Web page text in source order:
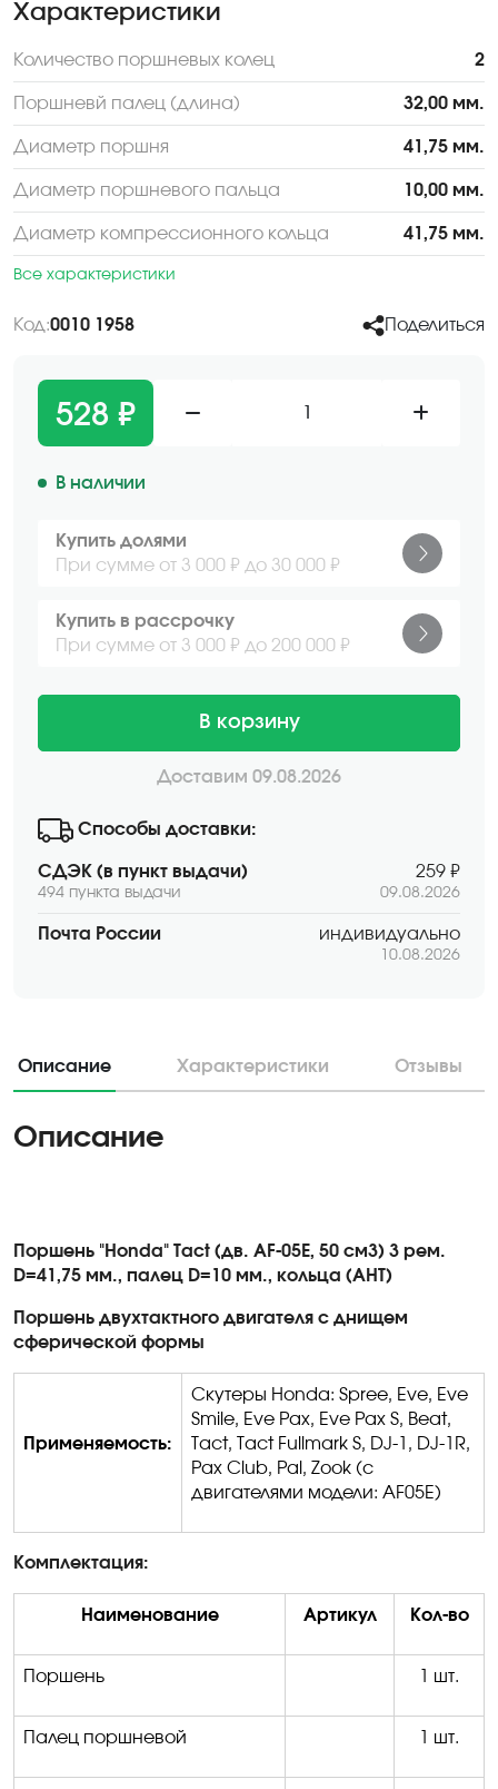
Характеристики
Количество поршневых колец 2
Поршневй палец (длина) 32,00 мм.
Диаметр поршня 41,75 мм.
Диаметр поршневого пальца 10,00 мм.
Диаметр компрессионного кольца 41,75 мм.
Все характеристики
Код:0010 1958 Поделиться
528 ₽
В наличии
Купить долями
При сумме от 3 000 ₽ до 30 000 ₽
Купить в рассрочку
При сумме от 3 000 ₽ до 200 000 ₽
В корзину
Доставим 09.08.2026
Способы доставки:
СДЭК (в пункт выдачи)
494 пункта выдачи
259 ₽
09.08.2026
Почта России индивидуально
10.08.2026
Описание Характеристики Отзывы
Описание
Поршень "Honda" Tact (дв. AF-05E, 50 см3) 3 рем.
D=41,75 мм., палец D=10 мм., кольца (AHT)
Поршень двухтактного двигателя с днищем
сферической формы
Применяемость:
Скутеры Honda: Spree, Eve, Eve
Smile, Eve Pax, Eve Pax S, Beat,
Tact, Tact Fullmark S, DJ-1, DJ-1R,
Pax Club, Pal, Zook (с
двигателями модели: AF05E)
Комплектация:
Наименование Артикул Кол-во
Поршень 1 шт.
Палец поршневой 1 шт.